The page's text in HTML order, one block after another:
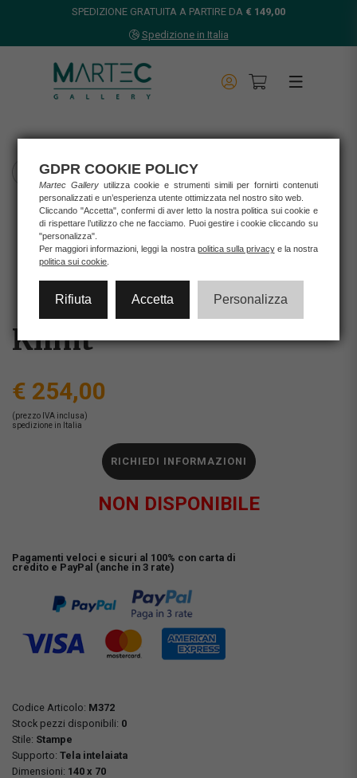
SPEDIZIONE GRATUITA A PARTIRE DA € 149,00
Spedizione in Italia
TORNA INDIETRO
Home
Opere d'arte
Stampe
KLIMT
Klimt
€ 254,00
(prezzo IVA inclusa)
spedizione in Italia
RICHIEDI INFORMAZIONI
NON DISPONIBILE
Pagamenti veloci e sicuri al 100% con carta di
credito e PayPal (anche in 3 rate)
Codice Articolo: M372
Stock pezzi disponibili: 0
Stile: Stampe
Supporto: Tela intelaiata
Dimensioni: 140 x 70
GDPR COOKIE POLICY
Martec Gallery utilizza cookie e strumenti simili per fornirti contenuti
personalizzati e un’esperienza utente ottimizzata nel nostro sito web.
Cliccando "Accetta", confermi di aver letto la nostra politica sui cookie e
di rispettare l’utilizzo che ne facciamo. Puoi gestire i cookie cliccando su
"personalizza".
Per maggiori informazioni, leggi la nostra politica sulla privacye la nostra
politica sui cookie
Rifiuta Accetta Personalizza